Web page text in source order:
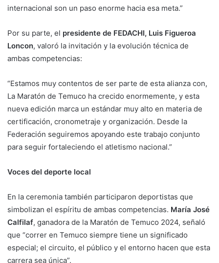
internacional son un paso enorme hacia esa meta.”
Por su parte, el presidente de FEDACHI, Luis Figueroa
Loncon, valoró la invitación y la evolución técnica de
ambas competencias:
“Estamos muy contentos de ser parte de esta alianza con,
La Maratón de Temuco ha crecido enormemente, y esta
nueva edición marca un estándar muy alto en materia de
certificación, cronometraje y organización. Desde la
Federación seguiremos apoyando este trabajo conjunto
para seguir fortaleciendo el atletismo nacional.”
Voces del deporte local
En la ceremonia también participaron deportistas que
simbolizan el espíritu de ambas competencias. María José
Calfilaf, ganadora de la Maratón de Temuco 2024, señaló
que “correr en Temuco siempre tiene un significado
especial; el circuito, el público y el entorno hacen que esta
carrera sea única”.